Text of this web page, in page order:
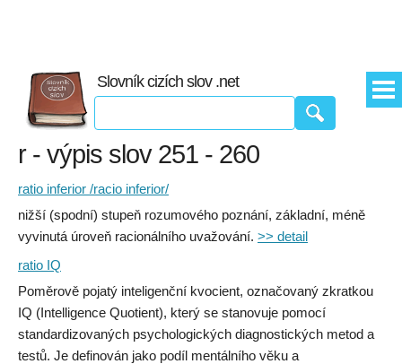
Slovník cizích slov .net
r - výpis slov 251 - 260
ratio inferior /racio inferior/
nižší (spodní) stupeň rozumového poznání, základní, méně
vyvinutá úroveň racionálního uvažování. >> detail
ratio IQ
Poměrově pojatý inteligenční kvocient, označovaný zkratkou
IQ (Intelligence Quotient), který se stanovuje pomocí
standardizovaných psychologických diagnostických metod a
testů. Je definován jako podíl mentálního věku a